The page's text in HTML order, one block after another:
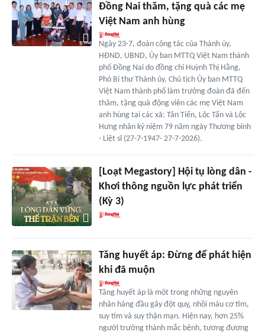
Đồng Nai thăm, tặng quà các mẹ
Việt Nam anh hùng
Ngày 23-7, đoàn công tác của Thành ủy,
HĐND, UBND, Ủy ban MTTQ Việt Nam thành
phố Đồng Nai do đồng chí Huỳnh Thị Hằng,
Phó Bí thư Thành ủy, Chủ tịch Ủy ban MTTQ
Việt Nam thành phố làm trưởng đoàn đã đến
thăm, tặng quà động viên các mẹ Việt Nam
anh hùng tại các xã: Tân Tiến, Lộc Tấn và Lộc
Hưng nhân kỷ niệm 79 năm ngày Thương binh
- Liệt sĩ (27-7-1947- 27-7-2026).
[Loạt Megastory] Hội tụ lòng dân -
Khơi thông nguồn lực phát triển
(Kỳ 3)
Tăng huyết áp: Đừng để phát hiện
khi đã muộn
Tăng huyết áp là một trong những nguyên
nhân hàng đầu gây đột quỵ, nhồi máu cơ tim,
suy tim và suy thận mạn. Hiện nay, hơn 25%
người trưởng thành mắc bệnh, tương đương